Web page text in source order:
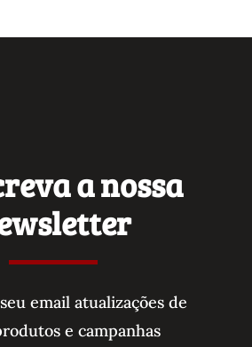
a nossa
email atualizações de
e campanhas